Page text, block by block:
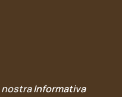
nostraInformativa